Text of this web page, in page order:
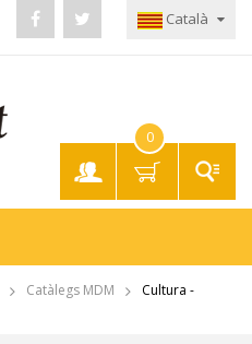
compte
Català
0
Catàlegs MDM
Cultura -